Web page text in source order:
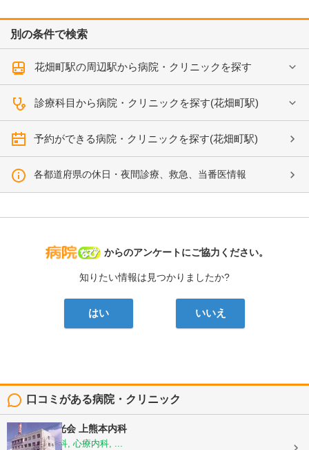
別の条件で検索
花畑町駅の周辺駅から病院・クリニックを探す
診療科目から病院・クリニックを探す(花畑町駅)
予約ができる病院・クリニックを探す(花畑町駅)
各都道府県の休日・夜間診療、救急、当番医情報
病院なび
からのアンケートにご協力ください。
知りたい情報は見つかりましたか?
はい いいえ
口コミがある病院・クリニック
医療法人陽光会 上熊本内科
内科, 神経内科, 心療内科, ...